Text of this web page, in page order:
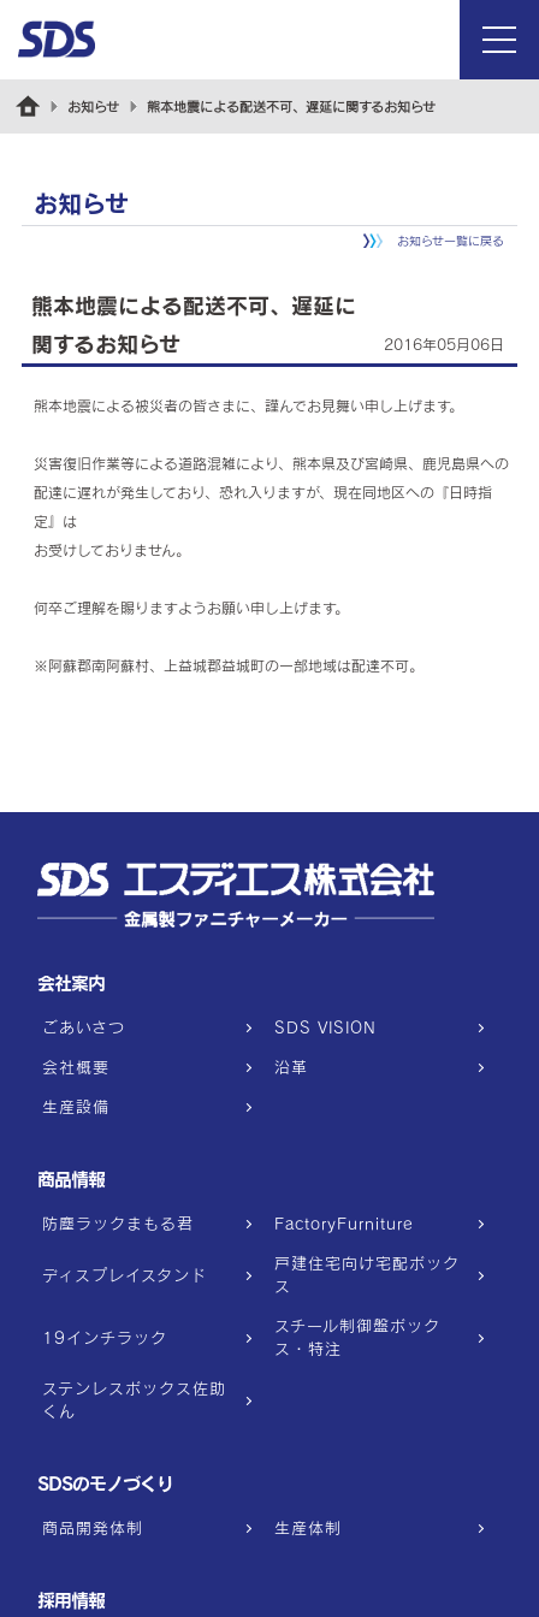
menu
お知らせ 熊本地震による配送不可、遅延に関するお知らせ
お知らせ
お知らせ一覧に戻る
熊本地震による配送不可、遅延に
関するお知らせ
2016年05月06日
熊本地震による被災者の皆さまに、謹んでお見舞い申し上げます。
災害復旧作業等による道路混雑により、熊本県及び宮崎県、鹿児島県への
配達に遅れが発生しており、恐れ入りますが、現在同地区への『日時指
定』は
お受けしておりません。
何卒ご理解を賜りますようお願い申し上げます。
※阿蘇郡南阿蘇村、上益城郡益城町の一部地域は配達不可。
会社案内
ごあいさつ SDS VISION
会社概要 沿革
生産設備
商品情報
防塵ラックまもる君 FactoryFurniture
ディスプレイスタンド
戸建住宅向け宅配ボック
ス
19インチラック
スチール制御盤ボック
ス・特注
ステンレスボックス佐助
くん
SDSのモノづくり
商品開発体制 生産体制
採用情報